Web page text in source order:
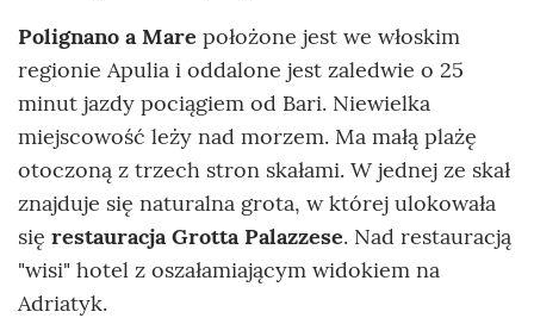
Polignano a Mare położone jest we włoskim
regionie Apulia i oddalone jest zaledwie o 25
minut jazdy pociągiem od Bari. Niewielka
miejscowość leży nad morzem. Ma małą plażę
otoczoną z trzech stron skałami. W jednej ze skał
znajduje się naturalna grota, w której ulokowała
się restauracja Grotta Palazzese. Nad restauracją
"wisi" hotel z oszałamiającym widokiem na
Adriatyk.